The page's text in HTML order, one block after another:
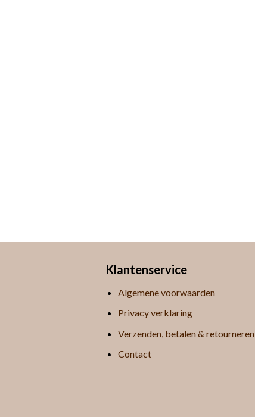
Klantenservice
Algemene voorwaarden
Privacy verklaring
Verzenden, betalen & retourneren
Contact